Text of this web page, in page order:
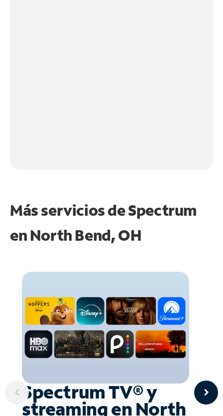
Más servicios de Spectrum
en North Bend, OH
Spectrum TV® y
streaming en North